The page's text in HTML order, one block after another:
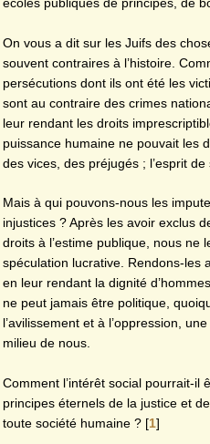
écoles publiques de principes, de
On vous a dit sur les Juifs des
souvent contraires à l’histoire.
persécutions dont ils ont été les
sont au contraire des crimes
leur rendant les droits
puissance humaine ne pouvait les
des vices, des préjugés ; l’esprit
Mais à qui pouvons-nous les
injustices ? Après les avoir exclus
droits à l’estime publique, nous ne
spéculation lucrative. Rendons-les
en leur rendant la dignité
ne peut jamais être politique,
l’avilissement et à l’oppression,
milieu de nous.
Comment l’intérêt social pourrait-il
principes éternels de la justice et
toute société humaine ? [1]